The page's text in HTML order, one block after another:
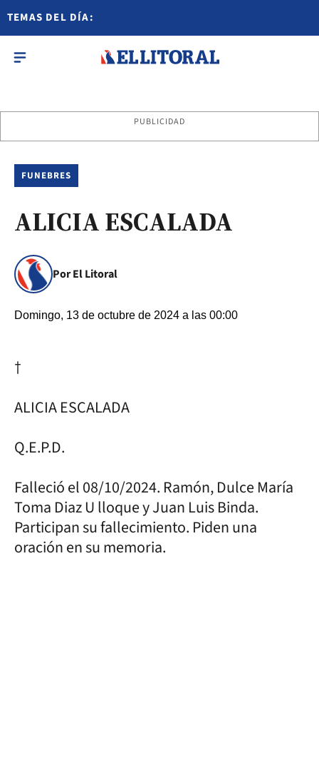
TEMAS DEL DÍA:
PUBLICIDAD
FUNEBRES
ALICIA ESCALADA
Por El Litoral
Domingo, 13 de octubre de 2024 a las 00:00
†
ALICIA ESCALADA
Q.E.P.D.
Falleció el 08/10/2024. Ramón, Dulce María
Toma Diaz U lloque y Juan Luis Binda.
Participan su fallecimiento. Piden una
oración en su memoria.